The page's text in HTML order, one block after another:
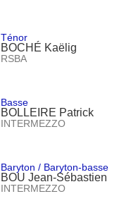
Ténor
BOCHÉ Kaëlig
RSBA
Basse
BOLLEIRE Patrick
INTERMEZZO
Baryton / Baryton-basse
BOU Jean-Sébastien
INTERMEZZO